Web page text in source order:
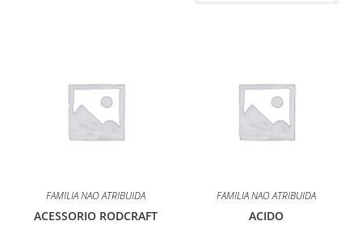
FAMILIA NAO ATRIBUIDA
ACESSORIO RODCRAFT
FAMILIA NAO ATRIBUIDA
ACIDO